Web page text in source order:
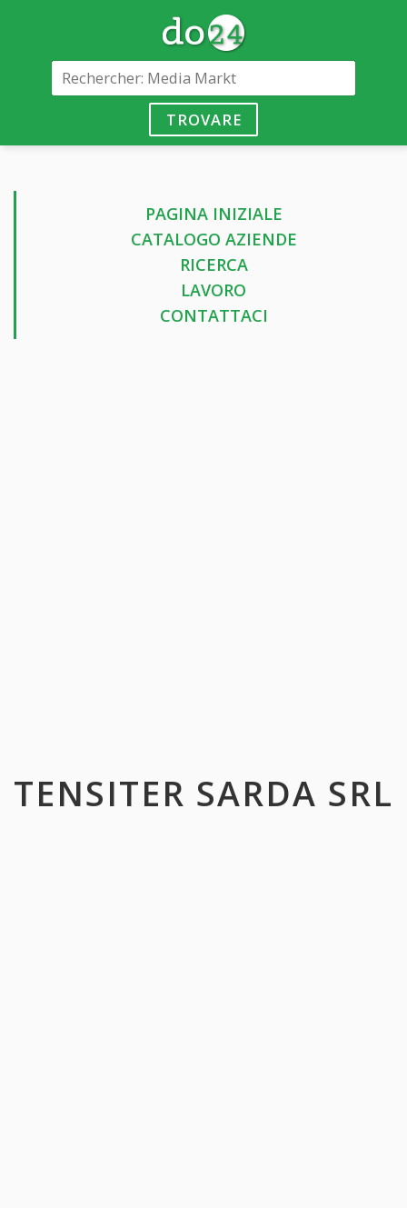
TROVARE
PAGINA INIZIALE
CATALOGO AZIENDE
RICERCA
LAVORO
CONTATTACI
TENSITER SARDA SRL